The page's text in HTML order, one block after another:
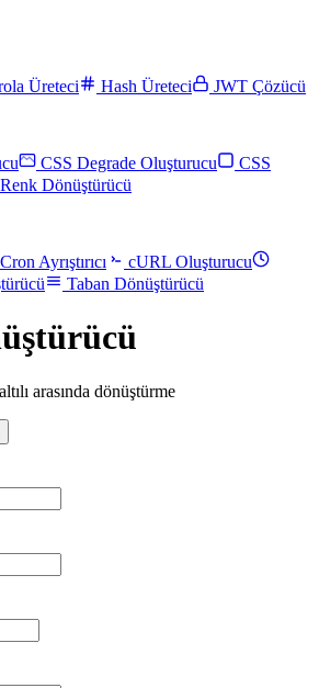
Üreteci Hash Üreteci
JWT Çözücü
CSS Degrade Oluşturucu
CSS
Renk Dönüştürücü
Cron Ayrıştırıcı
cURL Oluşturucu
Taban Dönüştürücü
arasında dönüştürme